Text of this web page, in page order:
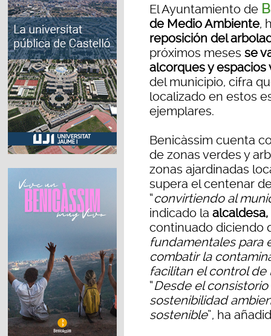
El Ayuntamiento de
de Medio Ambiente,
reposición del
próximos meses se
alcorques y espacios
del municipio, cifra
localizado en estos
ejemplares.
Benicàssim cuenta
de zonas verdes y
zonas ajardinadas
supera el centenar
“convirtiendo al
indicado la
continuado diciendo
fundamentales para
combatir la
facilitan el control
“Desde el
sostenibilidad
sostenible”, ha